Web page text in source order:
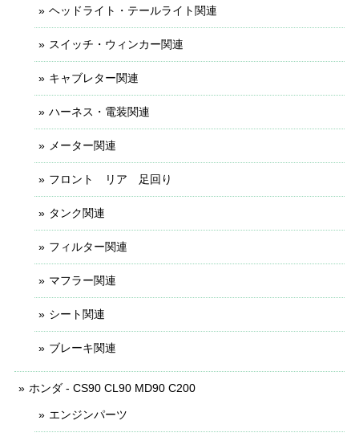
ヘッドライト・テールライト関連
スイッチ・ウィンカー関連
キャブレター関連
ハーネス・電装関連
メーター関連
フロント リア 足回り
タンク関連
フィルター関連
マフラー関連
シート関連
ブレーキ関連
ホンダ - CS90 CL90 MD90 C200
エンジンパーツ